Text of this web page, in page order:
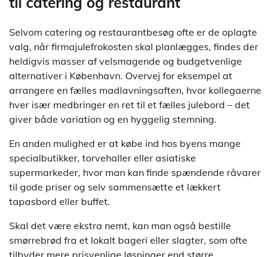
Selvom catering og restaurantbesøg ofte er de oplagte
valg, når firmajulefrokosten skal planlægges, findes der
heldigvis masser af velsmagende og budgetvenlige
alternativer i København. Overvej for eksempel at
arrangere en fælles madlavningsaften, hvor kollegaerne
hver især medbringer en ret til et fælles julebord – det
giver både variation og en hyggelig stemning.
En anden mulighed er at købe ind hos byens mange
specialbutikker, torvehaller eller asiatiske
supermarkeder, hvor man kan finde spændende råvarer
til gode priser og selv sammensætte et lækkert
tapasbord eller buffet.
Skal det være ekstra nemt, kan man også bestille
smørrebrød fra et lokalt bageri eller slagter, som ofte